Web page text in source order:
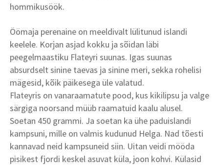
hommikusöök.
Öömaja perenaine on meeldivalt lülitunud islandi
keelele. Korjan asjad kokku ja sõidan läbi
peegelmaastiku Flateyri suunas. Igas suunas
absurdselt sinine taevas ja sinine meri, sekka rohelisi
mägesid, kõik päikesega üle valatud.
Flateyris on vanaraamatute pood, kus kikilipsu ja valge
särgiga noorsand müüb raamatuid kaalu alusel.
Soetan 450 grammi. Ja soetan ka ühe paduislandi
kampsuni, mille on valmis kudunud Helga. Nad tõesti
kannavad neid kampsuneid siin. Uitan veidi mööda
pisikest fjordi keskel asuvat küla, joon kohvi. Külasid